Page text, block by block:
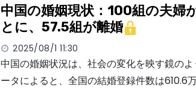
中国の婚姻現状：100組の夫婦
とに、57.5組が離婚
2025/08/1 11:30
中国の婚姻状況は、社会の変化を映す鏡の
ータによると、全国の結婚登録件数は610.6